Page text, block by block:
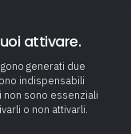
attivare.
generati due
indispensabili
non sono essenziali
o non attivarli.